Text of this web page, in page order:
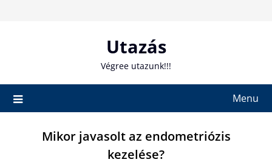
Utazás
Végree utazunk!!!
Menu
Mikor javasolt az endometriózis
kezelése?